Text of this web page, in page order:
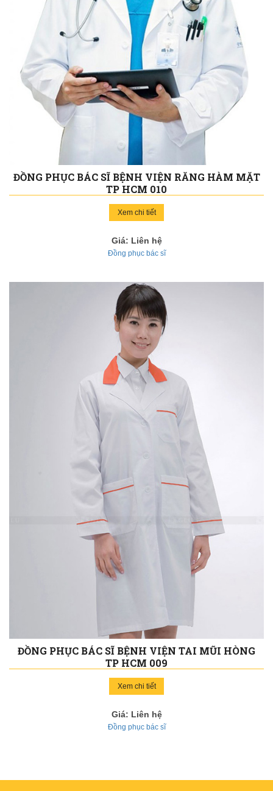
ĐỒNG PHỤC BÁC SĨ BỆNH VIỆN RĂNG HÀM MẶT
TP HCM 010
Xem chi tiết
Giá: Liên hệ
Đồng phục bác sĩ
ĐỒNG PHỤC BÁC SĨ BỆNH VIỆN TAI MŨI HÒNG
TP HCM 009
Xem chi tiết
Giá: Liên hệ
Đồng phục bác sĩ